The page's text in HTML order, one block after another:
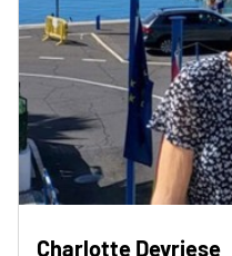
Charlotte Devriese